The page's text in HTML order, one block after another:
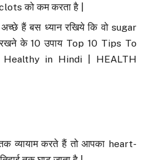
को कम करता है |
हैं बस ध्यान रखिये कि वो sugar
के 10 उपाय Top 10 Tips To
in Hindi | HEALTH
व्यायाम करते हैं तो आपका heart-